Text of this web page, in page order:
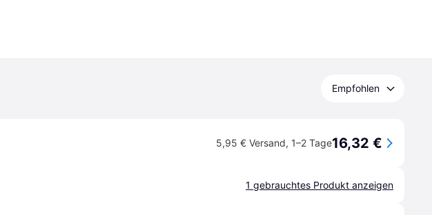
Empfohlen
5,95 € Versand, 1–2 Tage16,32 €
1 gebrauchtes Produkt anzeigen